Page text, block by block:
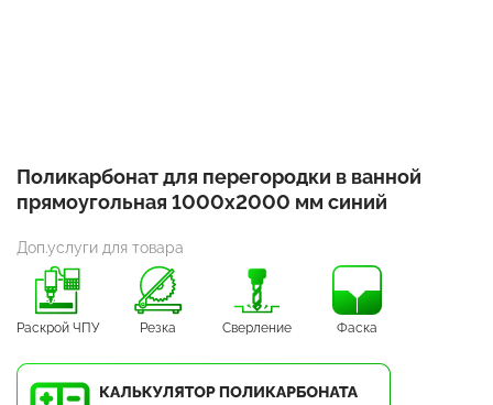
Поликарбонат для перегородки в ванной
прямоугольная 1000х2000 мм синий
Доп.услуги для товара
Раскрой ЧПУ Резка Сверление Фаска